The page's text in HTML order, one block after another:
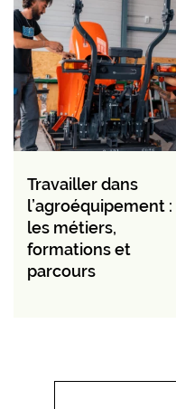
Travailler dans
l’agroéquipement :
les métiers,
formations et
parcours